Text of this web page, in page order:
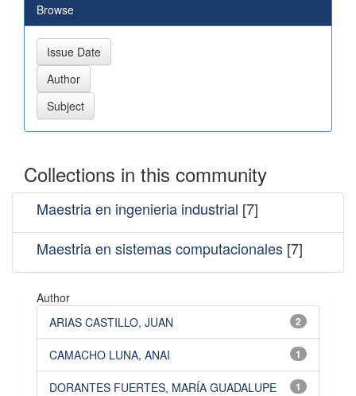
Browse
Collections in this community
Maestria en ingenieria industrial [7]
Maestria en sistemas computacionales [7]
Author
2
ARIAS CASTILLO, JUAN
1
CAMACHO LUNA, ANAI
1
DORANTES FUERTES, MARÍA GUADALUPE